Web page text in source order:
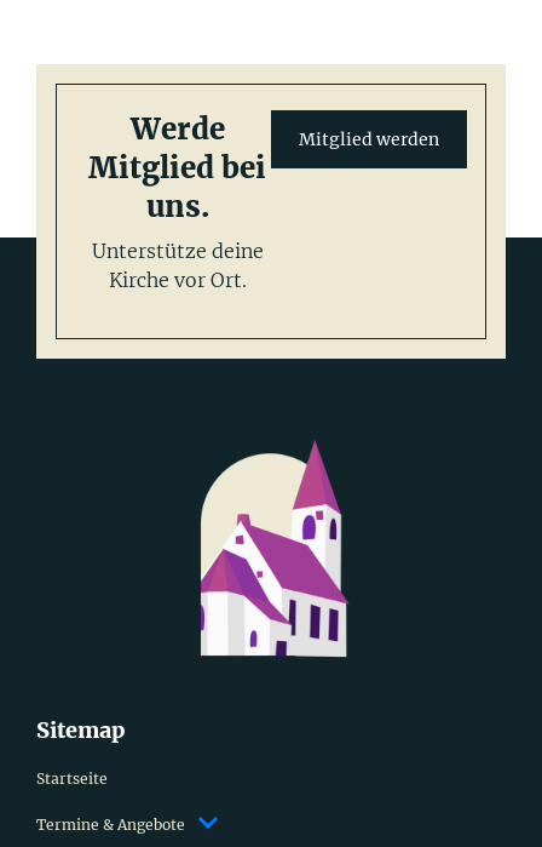
Werde
Mitglied bei
uns.
Unterstütze deine
Kirche vor Ort.
Mitglied werden
Sitemap
Startseite
Termine & Angebote